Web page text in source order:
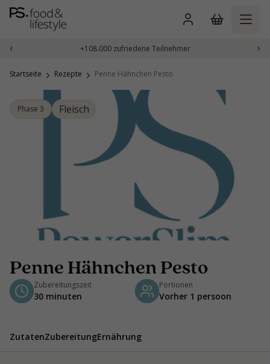
Zum
Inhalt
springen
‹ +108.000 zufriedene Teilnehmer ›
Startseite Rezepte Penne Hähnchen Pesto
Phase 3 Fleisch
Penne Hähnchen Pesto
Zubereitungszeit
30 minuten
Portionen
Vorher 1 persoon
ZutatenZubereitungErnährung